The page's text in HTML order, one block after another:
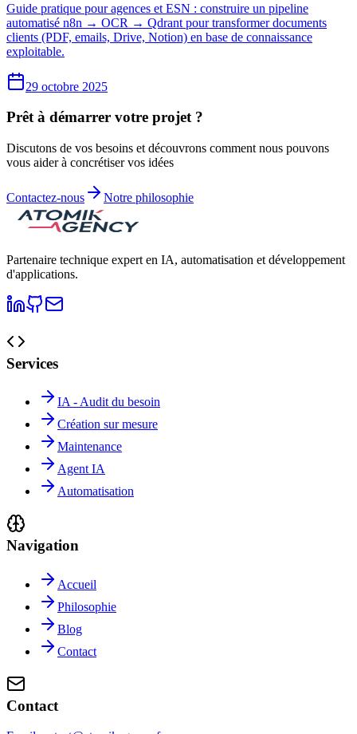
Guide pratique pour agences et ESN : construire un pipeline
automatisé n8n → OCR → Qdrant pour transformer documents
clients (PDF, emails, Drive, Notion) en base de connaissance
exploitable.
29 octobre 2025
Prêt à démarrer votre projet ?
Discutons de vos besoins et découvrons comment nous pouvons
vous aider à concrétiser vos idées
Contactez-nous Notre philosophie
Partenaire technique expert en IA, automatisation et développement
d'applications.
Services
IA - Audit du besoin
Création sur mesure
Maintenance
Agent IA
Automatisation
Navigation
Accueil
Philosophie
Blog
Contact
Contact